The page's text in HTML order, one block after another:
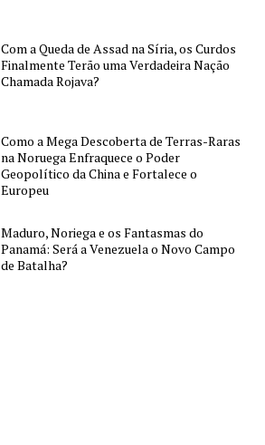
Com a Queda de Assad na Síria, os Curdos
Finalmente Terão uma Verdadeira Nação
Chamada Rojava?
Como a Mega Descoberta de Terras-Raras
na Noruega Enfraquece o Poder
Geopolítico da China e Fortalece o
Europeu
Maduro, Noriega e os Fantasmas do
Panamá: Será a Venezuela o Novo Campo
de Batalha?